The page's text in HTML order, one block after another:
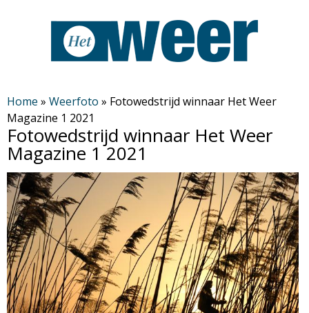
en
naar
algemene
inhoud
gaan
H
e
t
W
e
e
r
Home » Weerfoto » Fotowedstrijd winnaar Het Weer
Magazine 1 2021
Fotowedstrijd winnaar Het Weer
Magazine 1 2021